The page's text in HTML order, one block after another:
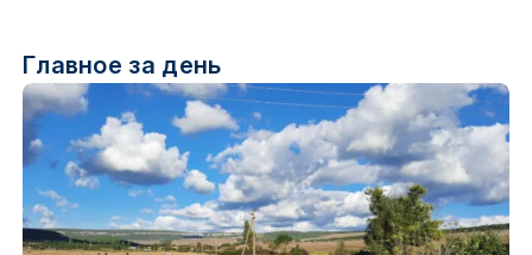
Главное за день